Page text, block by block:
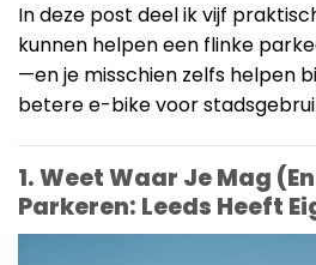
In deze post deel ik vijf
kunnen helpen een flinke
—en je misschien zelfs helpen
betere e-bike voor
1. Weet Waar Je Mag
Parkeren: Leeds Heeft